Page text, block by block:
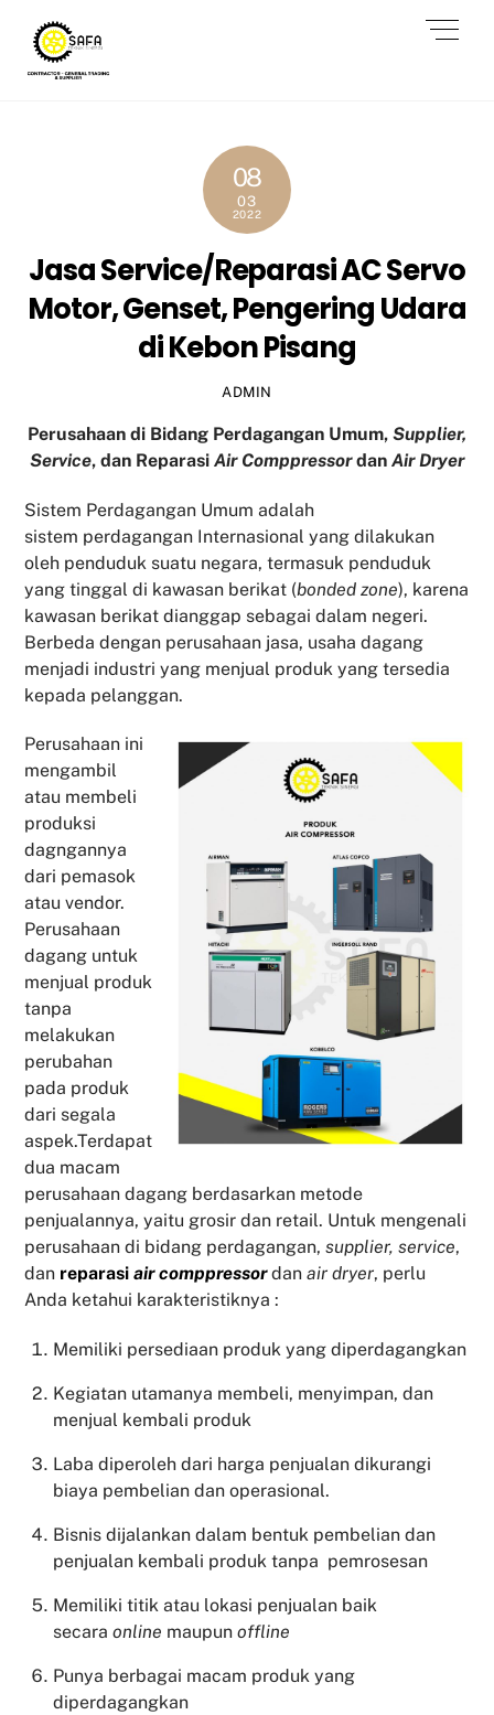
content
08
03
2022
Jasa Service/Reparasi AC Servo
Motor, Genset, Pengering Udara
di Kebon Pisang
ADMIN
Perusahaan di Bidang Perdagangan Umum, Supplier,
Service, dan Reparasi Air Comppressordan Air Dryer
Sistem Perdagangan Umum adalah
sistem perdagangan Internasional yang dilakukan
oleh penduduk suatu negara, termasuk penduduk
yang tinggal di kawasan berikat (bonded zone), karena
kawasan berikat dianggap sebagai dalam negeri.
Berbeda dengan perusahaan jasa, usaha dagang
menjadi industri yang menjual produk yang tersedia
kepada pelanggan.
Perusahaan ini
mengambil
atau membeli
produksi
dagngannya
dari pemasok
atau vendor.
Perusahaan
dagang untuk
menjual produk
tanpa
melakukan
perubahan
pada produk
dari segala
aspek.Terdapat
dua macam
perusahaan dagang berdasarkan metode
penjualannya, yaitu grosir dan retail. Untuk mengenali
perusahaan di bidang perdagangan,supplier, service,
dan reparasiair comppressordanair dryer, perlu
Anda ketahui karakteristiknya :
Memiliki persediaan produk yang diperdagangkan
Kegiatan utamanya membeli, menyimpan, dan
menjual kembali produk
Laba diperoleh dari harga penjualan dikurangi
biaya pembelian dan operasional.
Bisnis dijalankan dalam bentuk pembelian dan
penjualan kembali produk tanpa pemrosesan
Memiliki titik atau lokasi penjualan baik
secara online maupun offline
Punya berbagai macam produk yang
diperdagangkan